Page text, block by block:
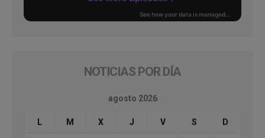
NOTICIAS POR DÍA
agosto 2026
L M X J V S D